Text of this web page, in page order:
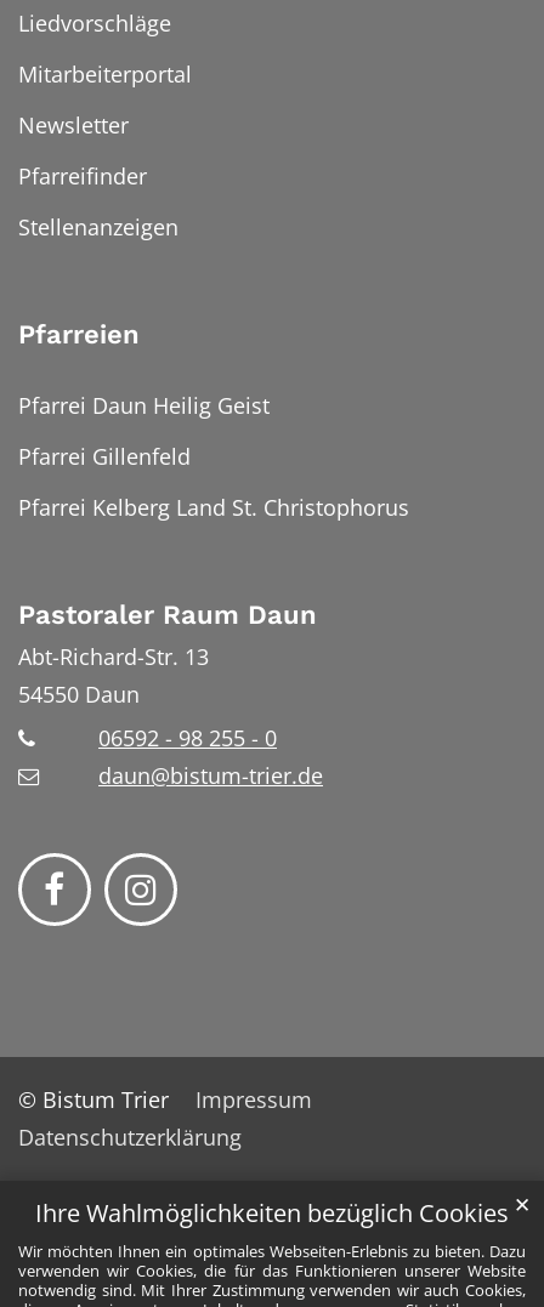
Ihre Wahlmöglichkeiten bezüglich Cookies
Wir möchten Ihnen ein optimales Webseiten-Erlebnis zu bieten. Dazu
verwenden wir Cookies, die für das Funktionieren unserer Website
notwendig sind. Mit Ihrer Zustimmung verwenden wir auch Cookies,
✕
Liedvorschläge
Mitarbeiterportal
Newsletter
Pfarreifinder
Stellenanzeigen
Pfarreien
Pfarrei Daun Heilig Geist
Pfarrei Gillenfeld
Pfarrei Kelberg Land St. Christophorus
Pastoraler Raum Daun
Abt-Richard-Str. 13
54550 Daun
06592 - 98 255 - 0
daun@bistum-trier.de
© Bistum Trier
Impressum
Datenschutzerklärung